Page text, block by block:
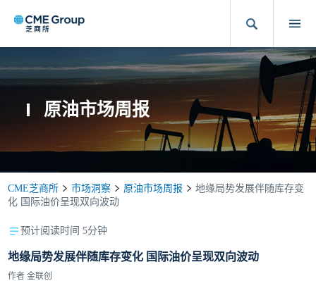
原油市场周报
CME芝商所 市场洞察 原油市场周报
地缘局势发展伴随库存变
化 国际油价呈现双向波动
预计阅读时间 5分钟
地缘局势发展伴随库存变化 国际油价呈现双向波动
作者金联创